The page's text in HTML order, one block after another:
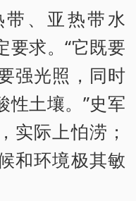
、亚热带水
要求。“它既要
强光照，同时
性土壤。”史军
实际上怕涝；
和环境极其敏